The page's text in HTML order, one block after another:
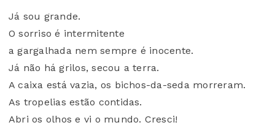
Já sou grande.
O sorriso é intermitente
a gargalhada nem sempre é inocente.
Já não há grilos, secou a terra.
A caixa está vazia, os bichos-da-seda morreram.
As tropelias estão contidas.
Abri os olhos e vi o mundo. Cresci!